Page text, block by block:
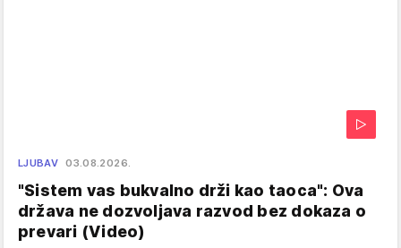
LJUBAV 03.08.2026.
"Sistem vas bukvalno drži kao taoca": Ova
država ne dozvoljava razvod bez dokaza o
prevari (Video)